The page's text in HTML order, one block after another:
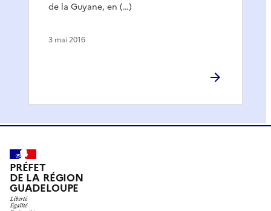
de la Guyane, en (…)
3 mai 2016
PRÉFET
DE LA RÉGION
GUADELOUPE